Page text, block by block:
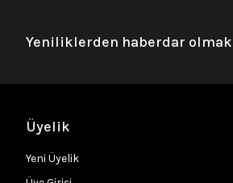
Yeniliklerden haberdar
Üyelik
Yeni Üyelik